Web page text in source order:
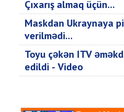
Çıxarış almaq üçün...
Maskdan Ukraynaya
verilmədi...
Toyu çəkən İTV
edildi - Video